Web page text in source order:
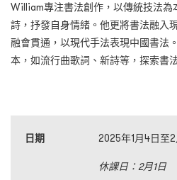
William專注書法創作，以傳統技法
詩，抒發自身情緒。他更將書法融入
融會貫通，以現代手法表現中國書法
本，如流行曲歌詞、新詩等，探索書
日期 2025年1月4日至2
休課日：2月1日